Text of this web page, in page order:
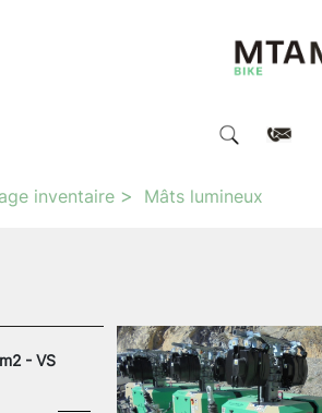
inventaire Mâts lumineux
- VS